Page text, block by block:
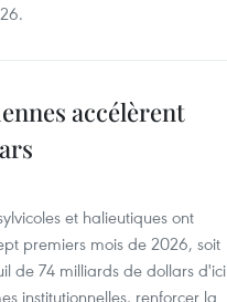
accélèrent
et halieutiques ont
premiers mois de 2026, soit
de 74 milliards de dollars d'ici
institutionnelles, renforcer la